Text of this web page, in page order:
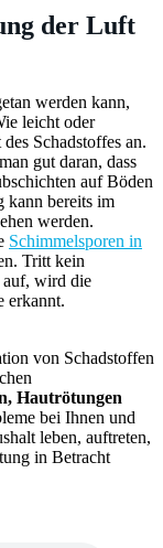
der Luft
werden kann,
leicht oder
Schadstoffes an.
gut daran, dass
auf Böden
kann bereits im
werden.
Schimmelsporen in
Tritt kein
auf, wird die
erkannt.
von Schadstoffen
Hautrötungen
bei Ihnen und
leben, auftreten,
in Betracht